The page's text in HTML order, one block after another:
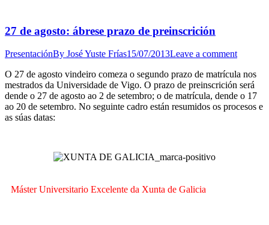
27 de agosto: ábrese prazo de preinscrición
PresentaciónBy José Yuste Frías15/07/2013Leave a comment
O 27 de agosto vindeiro comeza o segundo prazo de matrícula nos
mestrados da Universidade de Vigo. O prazo de preinscrición será
dende o 27 de agosto ao 2 de setembro; o de matrícula, dende o 17
ao 20 de setembro. No seguinte cadro están resumidos os procesos e
as súas datas:
Máster Universitario Excelente da Xunta de Galicia